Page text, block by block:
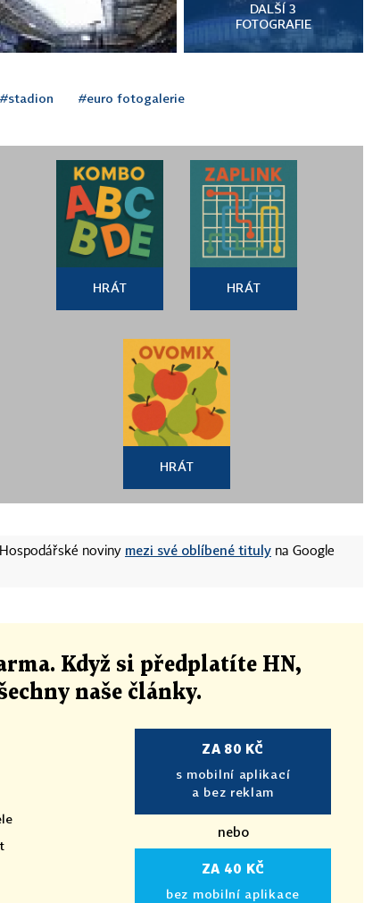
DALŠÍ 3
FOTOGRAFIE
#stadion #euro fotogalerie
HRÁT HRÁT
HRÁT
noviny mezi své oblíbené tituly na Google
Když si předplatíte HN,
naše články.
ZA 80 KČ
s mobilní aplikací
a bez reklam
nebo
ZA 40 KČ
bez mobilní aplikace